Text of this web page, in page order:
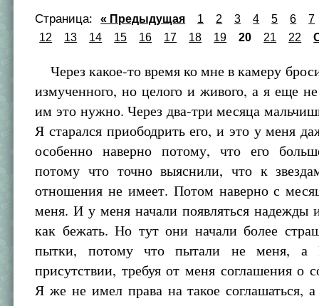
Страница: « Предыдущая 1 2 3 4 5 6
7
12
13 14 15 16 17 18 19 20 21 22
Через какое-то время ко мне в камеру
измученного, но целого и живого, а я еще
им это нужно. Через два-три месяца
Я старался приободрить его, и это у меня
особенно наверно потому, что его
потому что точно выяснили, что к
отношения не имеет. Потом наверно с
меня. И у меня начали появляться
как бежать. Но тут они начали более
пытки, потому что пытали не меня,
присутствии, требуя от меня соглашения о
Я же не имел права на такое соглашаться,